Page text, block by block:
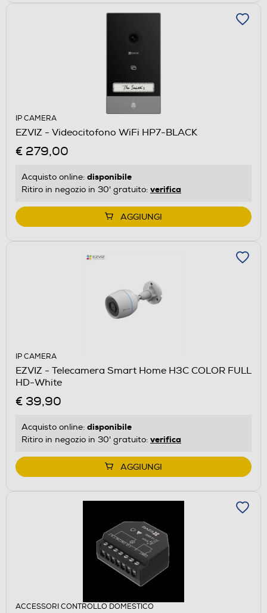
IP CAMERA
EZVIZ - Videocitofono WiFi HP7-BLACK
€ 279,00
Acquisto online: disponibile
Ritiro in negozio in 30' gratuito: verifica
AGGIUNGI
IP CAMERA
EZVIZ - Telecamera Smart Home H3C COLOR FULL
HD-White
€ 39,90
Acquisto online: disponibile
Ritiro in negozio in 30' gratuito: verifica
AGGIUNGI
ACCESSORI CONTROLLO DOMESTICO